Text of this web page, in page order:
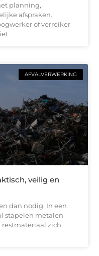
planning,
afspraken.
of verreiker
AFVALVERWERKING
veilig en
dan nodig. In een
stapelen metalen
zich